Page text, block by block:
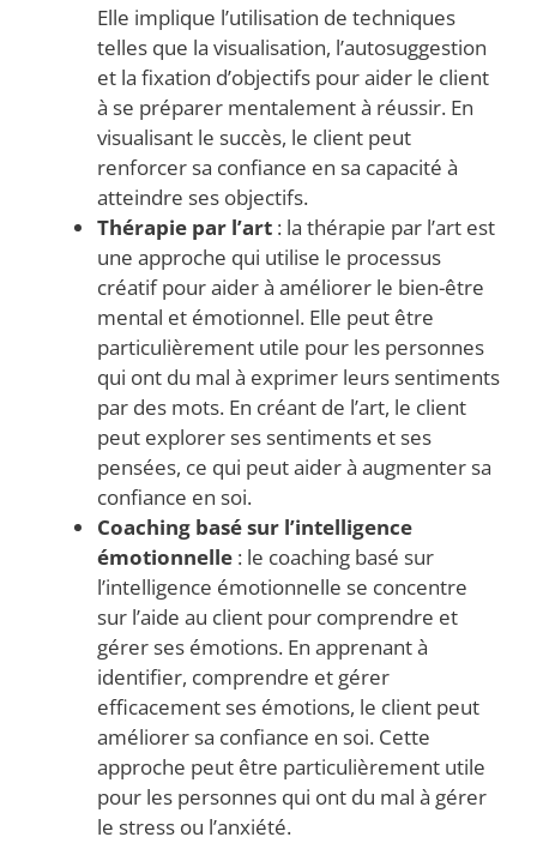
Elle implique l’utilisation de techniques
telles que la visualisation, l’autosuggestion
et la fixation d’objectifs pour aider le client
à se préparer mentalement à réussir. En
visualisant le succès, le client peut
renforcer sa confiance en sa capacité à
atteindre ses objectifs.
Thérapie par l’art : la thérapie par l’art est
une approche qui utilise le processus
créatif pour aider à améliorer le bien-être
mental et émotionnel. Elle peut être
particulièrement utile pour les personnes
qui ont du mal à exprimer leurs sentiments
par des mots. En créant de l’art, le client
peut explorer ses sentiments et ses
pensées, ce qui peut aider à augmenter sa
confiance en soi.
Coaching basé sur l’intelligence
émotionnelle : le coaching basé sur
l’intelligence émotionnelle se concentre
sur l’aide au client pour comprendre et
gérer ses émotions. En apprenant à
identifier, comprendre et gérer
efficacement ses émotions, le client peut
améliorer sa confiance en soi. Cette
approche peut être particulièrement utile
pour les personnes qui ont du mal à gérer
le stress ou l’anxiété.